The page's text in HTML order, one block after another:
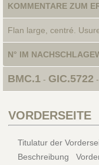
KOMMENTARE ZUM
Flan large, centré.
N° IM
BMC.1- GIC.5722 -
VORDERSEITE
Titulatur der
Beschreibung